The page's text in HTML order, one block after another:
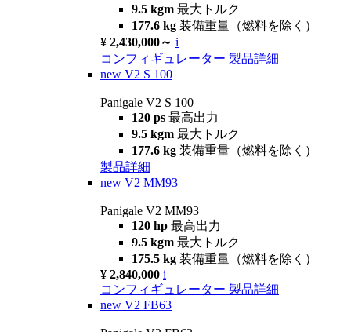
9.5 kgm 最大トルク
177.6 kg 装備重量（燃料を除く）
¥ 2,430,000～ i
コンフィギュレーター 製品詳細
new V2 S 100
Panigale V2 S 100
120 ps 最高出力
9.5 kgm 最大トルク
177.6 kg 装備重量（燃料を除く）
製品詳細
new V2 MM93
Panigale V2 MM93
120 hp 最高出力
9.5 kgm 最大トルク
175.5 kg 装備重量（燃料を除く）
¥ 2,840,000 i
コンフィギュレーター 製品詳細
new V2 FB63